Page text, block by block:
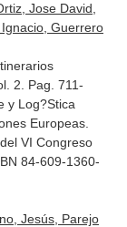
Jose David,
Guerrero
2. Pag. 711-
y Log?Stica
Europeas.
VI Congreso
84-609-1360-
Jesús, Parejo